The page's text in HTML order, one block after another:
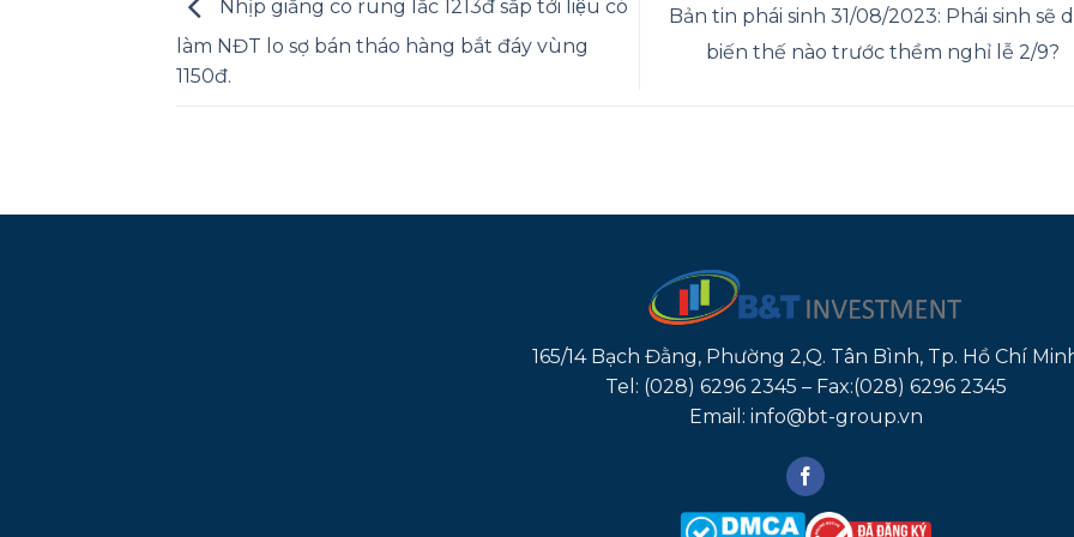
Nhịp giằng co rung lắc 1213đ sắp tới liệu có
làm NĐT lo sợ bán tháo hàng bắt đáy vùng
1150đ.
Bản tin phái sinh 31/08/2023: Phái sinh sẽ
biến thế nào trước thềm nghỉ lễ 2/9?
165/14 Bạch Đằng, Phường 2,Q. Tân Bình, Tp. Hồ Chí
Tel: (028) 6296 2345 – Fax:(028) 6296 2345
Email: info@bt-group.vn